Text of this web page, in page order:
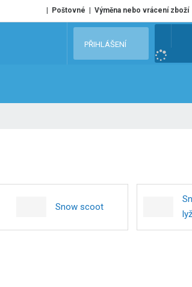
Poštovné Výměna nebo vrácení zboží
e
PŘIHLÁŠENÍ
Snow scoot